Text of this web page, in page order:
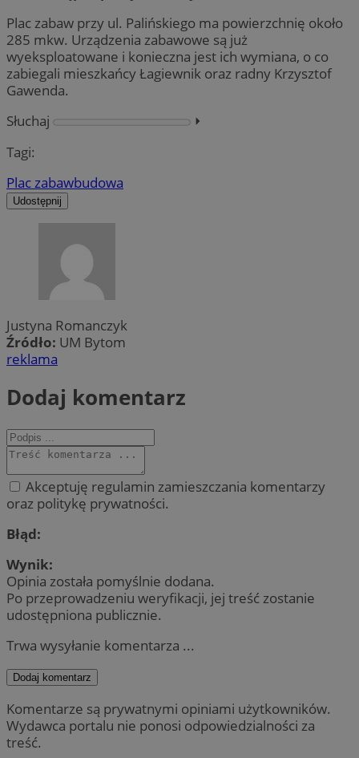
Plac zabaw przy ul. Palińskiego ma powierzchnię około
285 mkw. Urządzenia zabawowe są już
wyeksploatowane i konieczna jest ich wymiana, o co
zabiegali mieszkańcy Łagiewnik oraz radny Krzysztof
Gawenda.
Słuchaj
⏵︎
Tagi:
Plac zabawbudowa
Udostępnij
Justyna Romanczyk
Źródło: UM Bytom
reklama
Dodaj komentarz
Akceptuję regulamin zamieszczania komentarzy
oraz politykę prywatności.
Błąd:
Wynik:
Opinia została pomyślnie dodana.
Po przeprowadzeniu weryfikacji, jej treść zostanie
udostępniona publicznie.
Trwa wysyłanie komentarza ...
Dodaj komentarz
Komentarze są prywatnymi opiniami użytkowników.
Wydawca portalu nie ponosi odpowiedzialności za
treść.